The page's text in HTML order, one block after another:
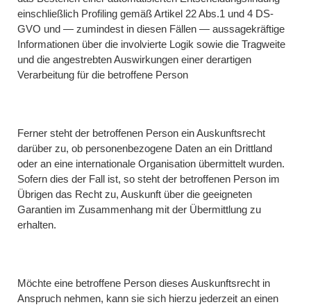
einschließlich Profiling gemäß Artikel 22 Abs.1 und 4 DS-
GVO und — zumindest in diesen Fällen — aussagekräftige
Informationen über die involvierte Logik sowie die Tragweite
und die angestrebten Auswirkungen einer derartigen
Verarbeitung für die betroffene Person
Ferner steht der betroffenen Person ein Auskunftsrecht
darüber zu, ob personenbezogene Daten an ein Drittland
oder an eine internationale Organisation übermittelt wurden.
Sofern dies der Fall ist, so steht der betroffenen Person im
Übrigen das Recht zu, Auskunft über die geeigneten
Garantien im Zusammenhang mit der Übermittlung zu
erhalten.
Möchte eine betroffene Person dieses Auskunftsrecht in
Anspruch nehmen, kann sie sich hierzu jederzeit an einen